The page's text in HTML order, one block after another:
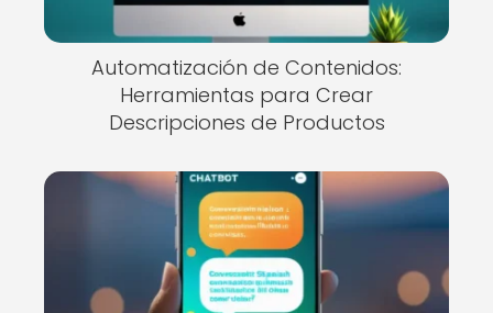
Automatización de Contenidos:
Herramientas para Crear
Descripciones de Productos